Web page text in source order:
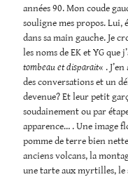
années 90. Mon coude
souligne mes propos. Lui,
dans sa main gauche. Je
les noms de EK et YG
tombeau et disparait« .
des conversations et un
devenue? Et leur petit
soudainement ou par
apparence… . Une image
pomme de terre bien
anciens volcans, la
une tarte aux myrtilles, le